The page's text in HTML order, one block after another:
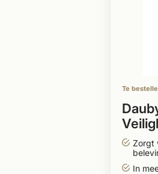
Te
Zorgt
In